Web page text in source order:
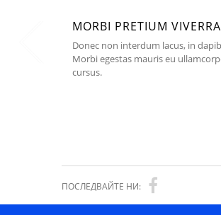
MORBI PRETIUM VIVERRA
Donec non interdum lacus, in
Morbi egestas mauris eu
cursus.
ПОСЛЕДВАЙТЕ НИ: